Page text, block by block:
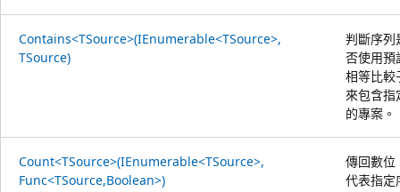
Contains<TSource>(IEnumerable<TSource>,
TSource)
判斷序列
否使用預
相等比較
來包含指
的專案。
Count<TSource>(IEnumerable<TSource>,
Func<TSource,Boolean>)
傳回數位
代表指定